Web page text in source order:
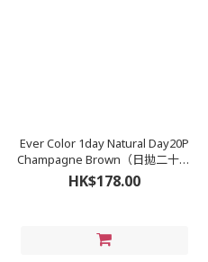
Ever Color 1day Natural Day20P
Champagne Brown（日拋二十片
裝）
HK$178.00